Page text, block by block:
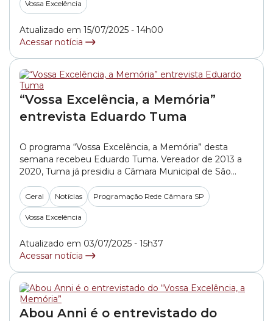
todas às... »
Vossa Excelência
Atualizado em 15/07/2025 - 14h00
Acessar notícia
“Vossa Excelência, a Memória”
entrevista Eduardo Tuma
O programa “Vossa Excelência, a Memória” desta
semana recebeu Eduardo Tuma. Vereador de 2013 a
2020, Tuma já presidiu a Câmara Municipal de São
Paulo e atualmente é conselheiro no TCM-SP (Tribunal
de Contas do Município de São Paulo). Para saber mais
sobre este bate-papo que aconteceu diretamente do
Geral Notícias Programação Rede Câmara SP
Vossa Excelência
Atualizado em 03/07/2025 - 15h37
Acessar notícia
Abou Anni é o entrevistado do